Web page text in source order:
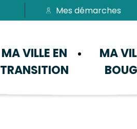
Passer au contenu
Mes démarches
MA VILLE EN
TRANSITION
MA